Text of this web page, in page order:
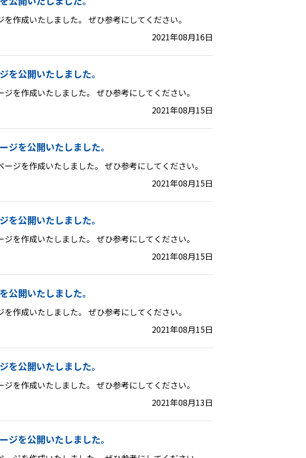
作成いたしました。 ぜひ参考にしてください。
2021年08月16日
を公開いたしました。
を作成いたしました。 ぜひ参考にしてください。
2021年08月15日
ジを公開いたしました。
ジを作成いたしました。 ぜひ参考にしてください。
2021年08月15日
を公開いたしました。
を作成いたしました。 ぜひ参考にしてください。
2021年08月15日
公開いたしました。
作成いたしました。 ぜひ参考にしてください。
2021年08月15日
を公開いたしました。
を作成いたしました。 ぜひ参考にしてください。
2021年08月13日
ジを公開いたしました。